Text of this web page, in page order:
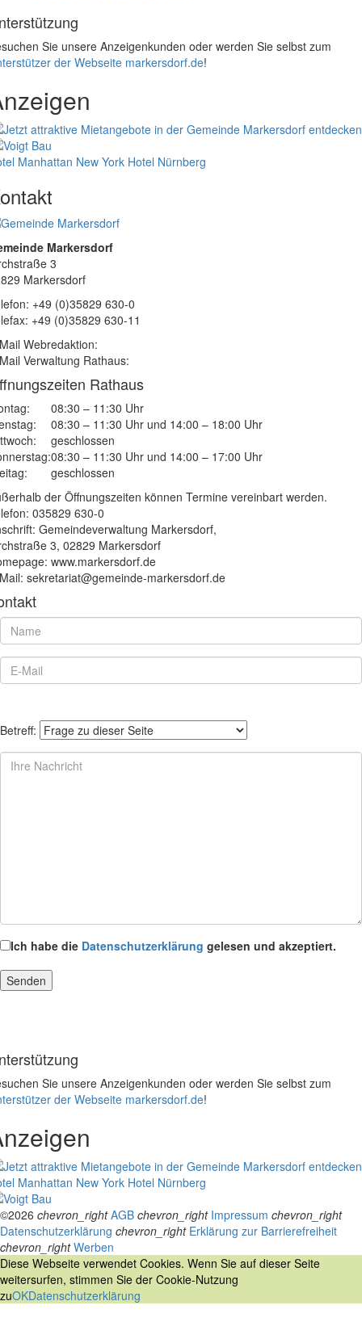
Sie unsere Anzeigenkunden oder werden Sie selbst zum
der Webseite markersdorf.de!
Manhattan New York Hotel Nürnberg
Markersdorf
3
Markersdorf
+49 (0)35829 630-0
+49 (0)35829 630-11
Webredaktion:
Verwaltung Rathaus:
Rathaus
08:30 – 11:30 Uhr
08:30 – 11:30 Uhr und 14:00 – 18:00 Uhr
geschlossen
08:30 – 11:30 Uhr und 14:00 – 17:00 Uhr
geschlossen
der Öffnungszeiten können Termine vereinbart werden.
035829 630-0
Gemeindeverwaltung Markersdorf,
3, 02829 Markersdorf
www.markersdorf.de
sekretariat@gemeinde-markersdorf.de
Betreff:
Ich habe die Datenschutzerklärung gelesen und akzeptiert.
Sie unsere Anzeigenkunden oder werden Sie selbst zum
der Webseite markersdorf.de!
Manhattan New York Hotel Nürnberg
©2026 chevron_right AGB chevron_right Impressum chevron_right
Datenschutzerklärung chevron_right Erklärung zur Barrierefreiheit
chevron_right Werben
Diese Webseite verwendet Cookies. Wenn Sie auf dieser Seite
weitersurfen, stimmen Sie der Cookie-Nutzung
zuOKDatenschutzerklärung